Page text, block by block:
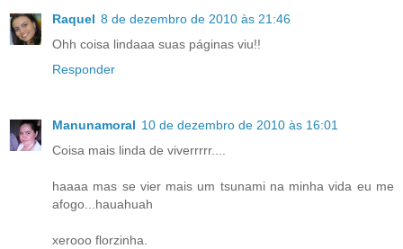
Raquel 8 de dezembro de 2010 às 21:46
Ohh coisa lindaaa suas páginas viu!!
Responder
Manunamoral 10 de dezembro de 2010 às 16:01
Coisa mais linda de viverrrrr....
haaaa mas se vier mais um tsunami na minha vida eu me
afogo...hauahuah
xerooo florzinha.